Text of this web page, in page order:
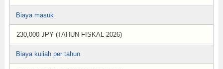
Biaya masuk
230,000 JPY (TAHUN FISKAL 2026)
Biaya kuliah per tahun